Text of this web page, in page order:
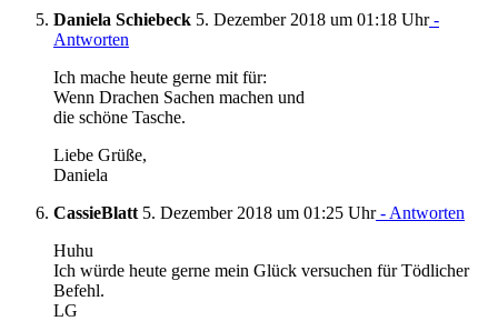
Daniela Schiebeck 5. Dezember 2018 um 01:18 Uhr-
Antworten
Ich mache heute gerne mit für:
Wenn Drachen Sachen machen und
die schöne Tasche.
Liebe Grüße,
Daniela
CassieBlatt 5. Dezember 2018 um 01:25 Uhr- Antworten
Huhu
Ich würde heute gerne mein Glück versuchen für Tödlicher
Befehl.
LG